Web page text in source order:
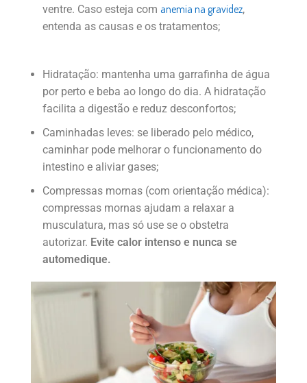
ventre. Caso esteja com anemia na gravidez,
entenda as causas e os tratamentos;
Hidratação: mantenha uma garrafinha de água
por perto e beba ao longo do dia. A hidratação
facilita a digestão e reduz desconfortos;
Caminhadas leves: se liberado pelo médico,
caminhar pode melhorar o funcionamento do
intestino e aliviar gases;
Compressas mornas (com orientação médica):
compressas mornas ajudam a relaxar a
musculatura, mas só use se o obstetra
autorizar. Evite calor intenso e nunca se
automedique.